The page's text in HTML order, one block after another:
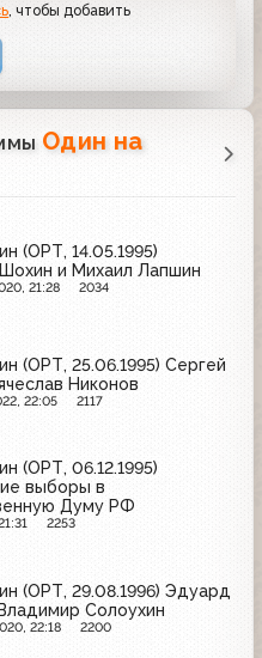
, чтобы добавить
Один на
(ОРТ, 14.05.1995)
и Михаил Лапшин
21:28 2034
(ОРТ, 25.06.1995) Сергей
Никонов
22:05 2117
(ОРТ, 06.12.1995)
выборы в
Думу РФ
2253
(ОРТ, 29.08.1996) Эдуард
Солоухин
22:18 2200